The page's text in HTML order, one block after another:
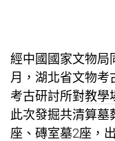
經中國國家文物局
月，湖北省文物考
考古研討所對教學
此次發掘共清算墓
座、磚室墓2座，